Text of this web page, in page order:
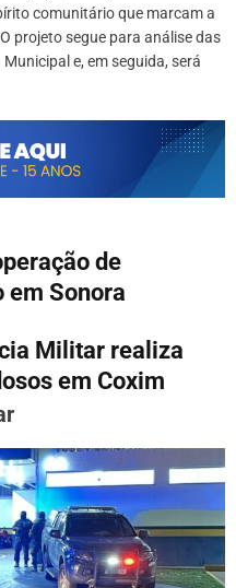
comunitário que marcam a
projeto segue para análise das
e, em seguida, será
de
Sonora
Militar realiza
em Coxim